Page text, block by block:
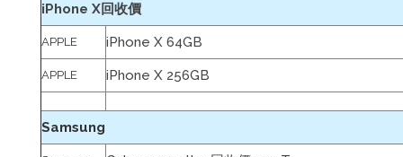
iPhone X回收價
APPLE iPhone X 64GB
APPLE iPhone X 256GB
Samsung